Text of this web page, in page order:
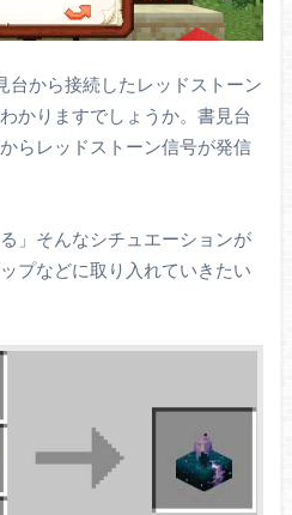
台から接続したレッドストーン
かりますでしょうか。書見台
らレッドストーン信号が発信
」そんなシチュエーションが
プなどに取り入れていきたい